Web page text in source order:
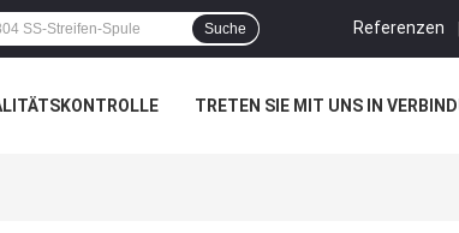
Referenzen |
Suche
TRETEN SIE MIT UNS IN